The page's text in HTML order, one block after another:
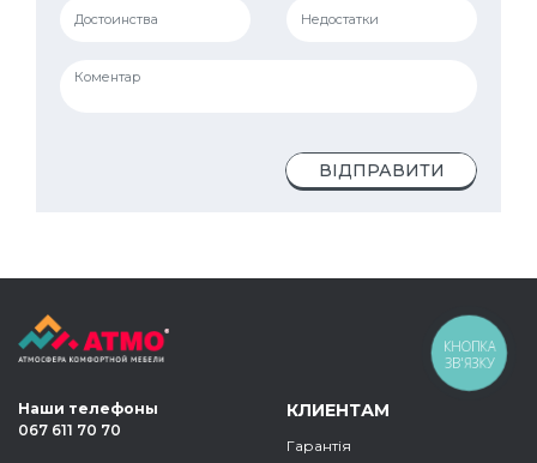
ВІДПРАВИТИ
Наши телефоны
067 611 70 70
КЛИЕНТАМ
Гарантія
КНОПКА
ЗВ'ЯЗКУ